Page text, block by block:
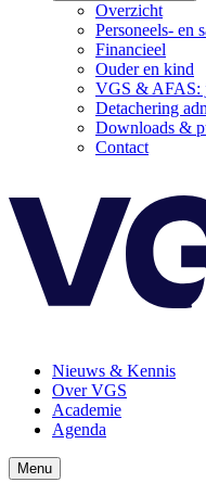
Overzicht
Personeels- en
Financieel
Ouder en kind
VGS & AFAS:
Detachering
Downloads &
Contact
Nieuws & Kennis
Over VGS
Academie
Agenda
Menu